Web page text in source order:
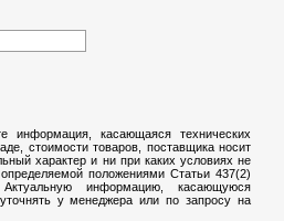
информация, касающаяся технических
стоимости товаров, поставщика носит
характер и ни при каких условиях не
положениями Статьи 437(2)
информацию, касающуюся
у менеджера или по запросу на